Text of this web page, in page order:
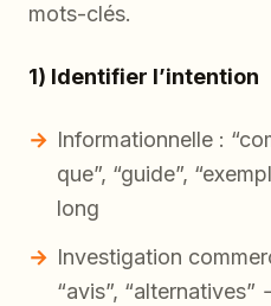
mots-clés.
1) Identifier l’intention
Informationnelle :
que”, “guide”,
long
Investigation
“avis”,